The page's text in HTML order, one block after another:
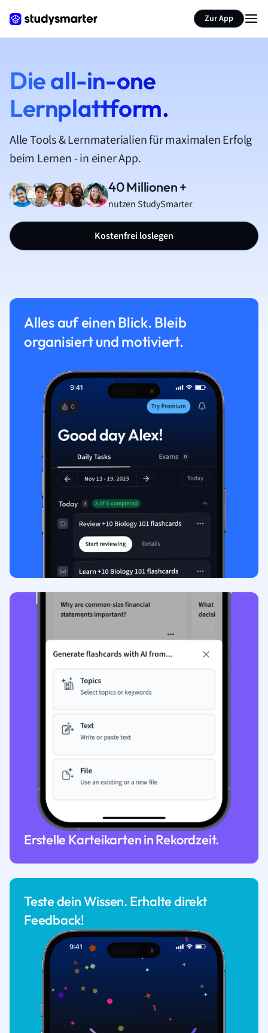
Zur App
Die all-in-one
Lernplattform.
Alle Tools & Lernmaterialien für maximalen Erfolg
beim Lernen - in einer App.
40 Millionen +
nutzen StudySmarter
Kostenfrei loslegen
Alles auf einen Blick. Bleib
organisiert und motiviert.
Erstelle Karteikarten in Rekordzeit.
Teste dein Wissen. Erhalte direkt
Feedback!